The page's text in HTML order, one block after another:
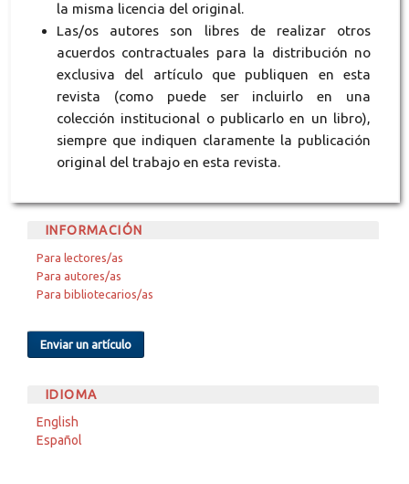
la misma licencia del original.
Las/os autores son libres de realizar otros
acuerdos contractuales para la distribución no
exclusiva del artículo que publiquen en esta
revista (como puede ser incluirlo en una
colección institucional o publicarlo en un libro),
siempre que indiquen claramente la publicación
original del trabajo en esta revista.
INFORMACIÓN
Para lectores/as
Para autores/as
Para bibliotecarios/as
Enviar un artículo
IDIOMA
English
Español